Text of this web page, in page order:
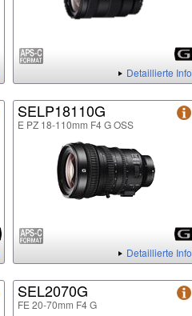
Detaillierte Info
SELP18110G
E PZ 18-110mm F4 G OSS
Detaillierte Info
SEL2070G
FE 20-70mm F4 G